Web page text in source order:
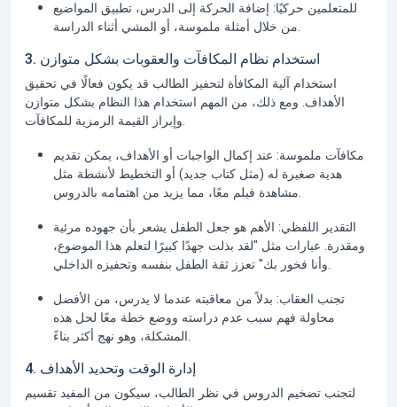
للمتعلمين حركيًا: إضافة الحركة إلى الدرس، تطبيق المواضيع
3. استخدام نظام المكافآت والعقوبات بشكل متوازن
استخدام آلية المكافأة لتحفيز الطالب قد يكون فعالًا في تحقيق
الأهداف. ومع ذلك، من المهم استخدام هذا النظام بشكل متوازن
مكافآت ملموسة: عند إكمال الواجبات أو الأهداف، يمكن تقديم
هدية صغيرة له (مثل كتاب جديد) أو التخطيط لأنشطة مثل
التقدير اللفظي: الأهم هو جعل الطفل يشعر بأن جهوده مرئية
ومقدرة. عبارات مثل "لقد بذلت جهدًا كبيرًا لتعلم هذا الموضوع،
تجنب العقاب: بدلاً من معاقبته عندما لا يدرس، من الأفضل
محاولة فهم سبب عدم دراسته ووضع خطة معًا لحل هذه
4. إدارة الوقت وتحديد الأهداف
لتجنب تضخيم الدروس في نظر الطالب، سيكون من المفيد تقسيم